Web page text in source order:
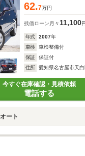
62.7万円
残価ローン 月々11,100
年式 2007年
車検
車検整備付
保証
保証付
住所
愛知県名古屋市天
今すぐ在庫確認・見積依頼
電話する
ート